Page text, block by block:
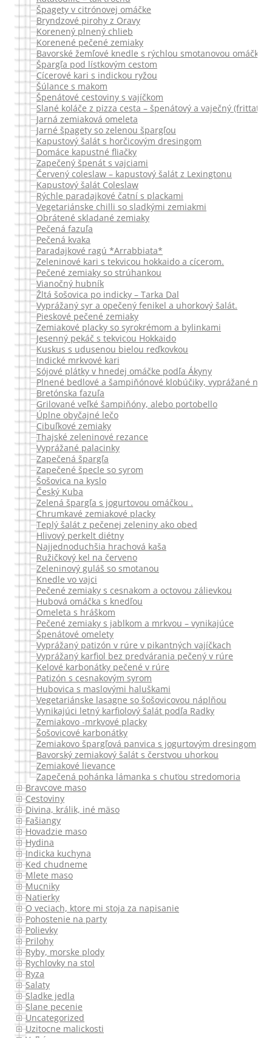
Špagety v citrónovej omáčke
Bryndzové pirohy z Oravy
Korenený plnený chlieb
Korenené pečené zemiaky
Bavorské žemľové knedle s rýchlou smotanovou omáčkou
Špargľa pod lístkovým cestom
Cícerové kari s indickou ryžou
Šúlance s makom
Špenátové cestoviny s vajíčkom
Slané koláče z pizza cesta – špenátový a vaječný (frittata)
Jarná zemiaková omeleta
Jarné špagety so zelenou špargľou
Kapustový šalát s horčicovým dresingom
Domáce kapustné fliačky
Zapečený špenát s vajciami
Červený coleslaw – kapustový šalát z Lexingtonu
Kapustový šalát Coleslaw
Rýchle paradajkové čatní s plackami
Vegetariánske chilli so sladkými zemiakmi
Obrátené skladané zemiaky
Pečená fazuľa
Pečená kvaka
Paradajkové ragú *Arrabbiata*
Zeleninové kari s tekvicou hokkaido a cícerom.
Pečené zemiaky so strúhankou
Vianočný hubník
Žltá šošovica po indicky – Tarka Dal
Vyprážaný syr a opečený fenikel a uhorkový šalát.
Pieskové pečené zemiaky
Zemiakové placky so syrokrémom a bylinkami
Jesenný pekáč s tekvicou Hokkaido
Kuskus s udusenou bielou reďkovkou
Indické mrkvové kari
Sójové plátky v hnedej omáčke podľa Ákyny
Plnené bedlové a šampiňónové klobúčiky, vyprážané na
Bretónska fazuľa
Grilované veľké šampiňóny, alebo portobello
Úplne obyčajné lečo
Cibuľkové zemiaky
Thajské zeleninové rezance
Vyprážané palacinky
Zapečená špargľa
Zapečené špecle so syrom
Šošovica na kyslo
Český Kuba
Zelená špargľa s jogurtovou omáčkou .
Chrumkavé zemiakové placky
Teplý šalát z pečenej zeleniny ako obed
Hlivový perkelt diétny
Najjednoduchšia hrachová kaša
Ružičkový kel na červeno
Zeleninový guláš so smotanou
Knedle vo vajci
Pečené zemiaky s cesnakom a octovou zálievkou
Hubová omáčka s knedľou
Omeleta s hráškom
Pečené zemiaky s jablkom a mrkvou – vynikajúce
Špenátové omelety
Vyprážaný patizón v rúre v pikantných vajíčkach
Vyprážaný karfiol bez predvárania pečený v rúre
Kelové karbonátky pečené v rúre
Patizón s cesnakovým syrom
Hubovica s maslovými haluškami
Vegetariánske lasagne so šošovicovou náplňou
Vynikajúci letný karfiolový šalát podľa Radky
Zemiakovo -mrkvové placky
Šošovicové karbonátky
Zemiakovo špargľová panvica s jogurtovým dresingom
Bavorský zemiakový šalát s čerstvou uhorkou
Zemiakové lievance
Zapečená pohánka lámanka s chuťou stredomoria
Bravcove maso
Cestoviny
Divina, králik, iné mäso
Fašiangy
Hovadzie maso
Hydina
Indicka kuchyna
Ked chudneme
Mlete maso
Mucniky
Natierky
O veciach, ktore mi stoja za napisanie
Pohostenie na party
Polievky
Prilohy
Ryby, morske plody
Rychlovky na stol
Ryza
Salaty
Sladke jedla
Slane pecenie
Uncategorized
Uzitocne malickosti